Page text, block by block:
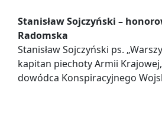
Stanisław Sojczyński –
Radomska
Stanisław Sojczyński ps.
kapitan piechoty Armii
dowódca Konspiracyjnego